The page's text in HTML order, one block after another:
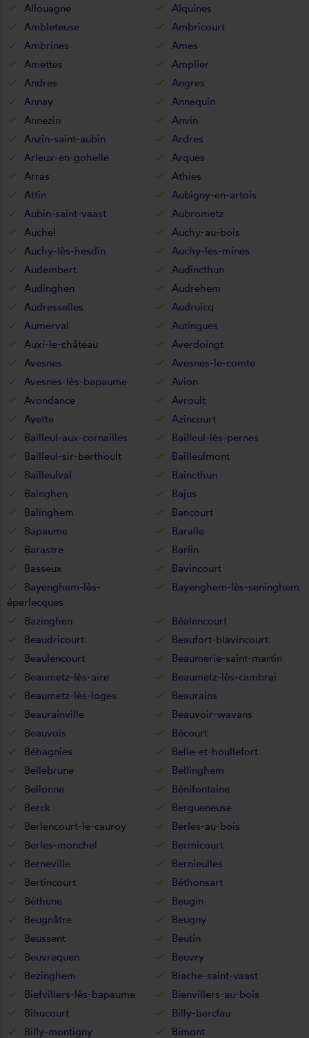
Allouagne
Alquines
Ambleteuse
Ambricourt
Ambrines
Ames
Amettes
Amplier
Andres
Angres
Annay
Annequin
Annezin
Anvin
Anzin-saint-aubin
Ardres
Arleux-en-gohelle
Arques
Arras
Athies
Attin
Aubigny-en-artois
Aubin-saint-vaast
Aubrometz
Auchel
Auchy-au-bois
Auchy-lès-hesdin
Auchy-les-mines
Audembert
Audincthun
Audinghen
Audrehem
Audresselles
Audruicq
Aumerval
Autingues
Auxi-le-château
Averdoingt
Avesnes
Avesnes-le-comte
Avesnes-lès-bapaume
Avion
Avondance
Avroult
Ayette
Azincourt
Bailleul-aux-cornailles
Bailleul-lès-pernes
Bailleul-sir-berthoult
Bailleulmont
Bailleulval
Baincthun
Bainghen
Bajus
Balinghem
Bancourt
Bapaume
Baralle
Barastre
Barlin
Basseux
Bavincourt
Bayenghem-lès-
éperlecques
Bayenghem-lès-seninghem
Bazinghen
Béalencourt
Beaudricourt
Beaufort-blavincourt
Beaulencourt
Beaumerie-saint-martin
Beaumetz-lès-aire
Beaumetz-lès-cambrai
Beaumetz-lès-loges
Beaurains
Beaurainville
Beauvoir-wavans
Beauvois
Bécourt
Béhagnies
Belle-et-houllefort
Bellebrune
Bellinghem
Bellonne
Bénifontaine
Berck
Bergueneuse
Berlencourt-le-cauroy
Berles-au-bois
Berles-monchel
Bermicourt
Berneville
Bernieulles
Bertincourt
Béthonsart
Béthune
Beugin
Beugnâtre
Beugny
Beussent
Beutin
Beuvrequen
Beuvry
Bezinghem
Biache-saint-vaast
Biefvillers-lès-bapaume
Bienvillers-au-bois
Bihucourt
Billy-berclau
Billy-montigny
Bimont